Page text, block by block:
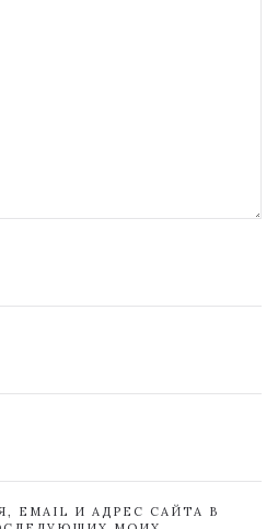
EMAIL И АДРЕС САЙТА В